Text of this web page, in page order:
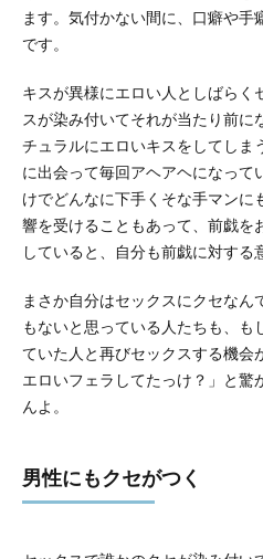
ます。気付かない間に、口癖や手
です。
キスが異様にエロい人としばらく
スが染み付いてそれが当たり前に
チュラルにエロいキスをしてしま
に出会って毎回アヘアヘになって
けでどんなに下手くそな手マンに
響を受けることもあって、前戯を
していると、自分も前戯に対する
まさか自分はセックスにクセなん
もないと思っている人たちも、も
ていた人と再びセックスする機会
エロいフェラしてたっけ？」と驚
んよ。
男性にもクセがつく